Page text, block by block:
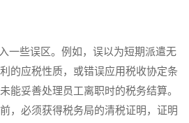
些误区。例如，误以为短期派遣无
的应税性质，或错误应用税收协定条
能妥善处理员工离职时的税务结算。
，必须获得税务局的清税证明，证明